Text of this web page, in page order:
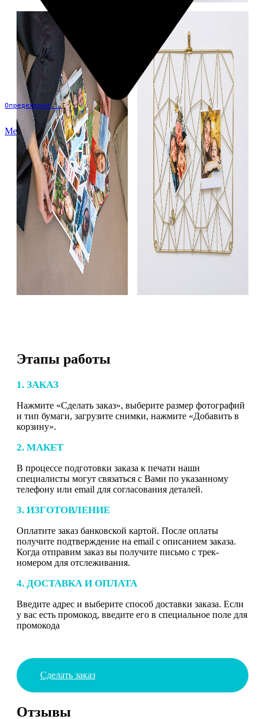
Определение...
Меню
Этапы работы
1. ЗАКАЗ
Нажмите «Сделать заказ», выберите размер фотографий
и тип бумаги, загрузите снимки, нажмите «Добавить в
корзину».
2. МАКЕТ
В процессе подготовки заказа к печати наши
специалисты могут связаться с Вами по указанному
телефону или email для согласования деталей.
3. ИЗГОТОВЛЕНИЕ
Оплатите заказ банковской картой. После оплаты
получите подтверждение на email с описанием заказа.
Когда отправим заказ вы получите письмо с трек-
номером для отслеживания.
4. ДОСТАВКА И ОПЛАТА
Введите адрес и выберите способ доставки заказа. Если
у вас есть промокод, введите его в специальное поле для
промокода
Сделать заказ
Отзывы